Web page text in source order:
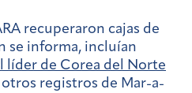
recuperaron cajas de
se informa, incluían
líder de Corea del Norte
registros de Mar-a-